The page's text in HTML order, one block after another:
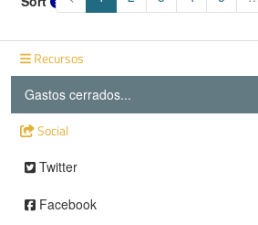
Recursos
Gastos cerrados...
Social
Twitter
Facebook